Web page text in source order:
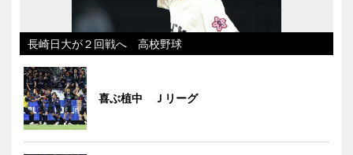
長崎日大が２回戦へ 高校野球
喜ぶ植中 Ｊリーグ